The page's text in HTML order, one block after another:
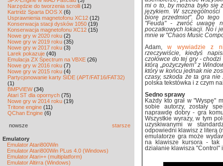
Narzędzie do tworzenia scrolli (12)
Kartridż Sparta DOS X (6)
Usprawnienia magnetofonu XC12 (12)
Konserwacja stacji dysków 1050 (19)
Konserwacja magnetofonu XC12 (15)
Nowe gry w 2020 roku (2)
Nowe gry w 2019 roku (35)
Nowe gry w 2017 roku (3)
Larek pokazuje (40)
Emulacja ZX Spectrum na VBXE (26)
Nowe gry w 2016 roku (7)
Nowe gry w 2015 roku (4)
Partycjonowanie karty SIDE (APT/FAT16/FAT32)
(1)
BMPVIEW(34)
Atari ST dla opornych (75)
Nowe gry w 2014 roku (19)
Tritone engine (11)
QChan Engine (6)
nowsze starsze
Emulatory
Emulator Atari800Win
Emulator Atari800Win PLus 4.0 (Windows)
Emulator Atari++ (multiplatform)
Emulator Altirra (Windows)
mi o to, by można było się
językiem. W
biorę przedmiot". Do
"Feuda" - zwróć uwagę
poczatkowych lokacji. No i
mnie w "Chaos Music
Adam,w wywiadzie z
rzeczywiście, kiedyś
czołówce do tej gry -
którą „pożyczyłem” z
który w końcu jednak nie
czasy, szkoda że ta gra nie
polska tekstówka i z czym
Sedno sprawy
Każdy kto grał w "Wyspę"
sobie autorzy, zostały
naprawdę dobry - gra
Wszystkie wyrazy, w tym
uzyskiwanymi w
odpowiedni klawisz z literą
emulatorze gra może
na klawisze kursora - tak
działanie klawisza "Control"